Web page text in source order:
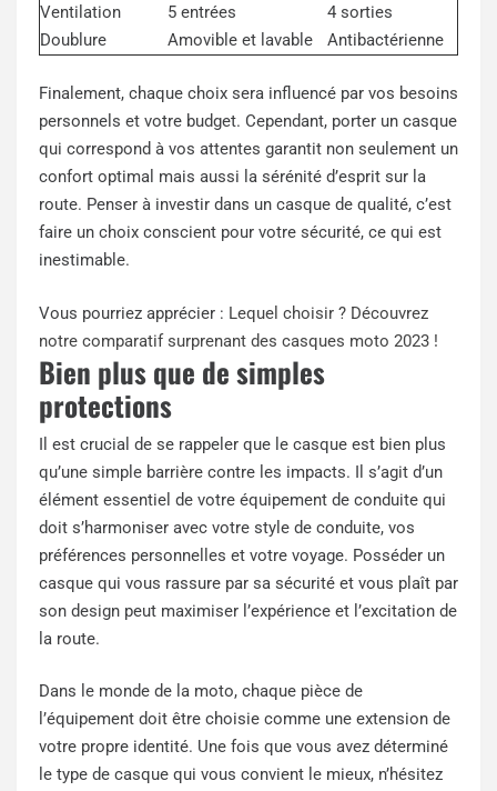
Ventilation
5 entrées
4 sorties
Doublure
Amovible et lavable Antibactérienne
Finalement, chaque choix sera influencé par vos besoins
personnels et votre budget. Cependant, porter un casque
qui correspond à vos attentes garantit non seulement un
confort optimal mais aussi la sérénité d’esprit sur la
route. Penser à investir dans un casque de qualité, c’est
faire un choix conscient pour votre sécurité, ce qui est
inestimable.
Vous pourriez apprécier : Lequel choisir ? Découvrez
notre comparatif surprenant des casques moto 2023 !
Bien plus que de simples
protections
Il est crucial de se rappeler que le casque est bien plus
qu’une simple barrière contre les impacts. Il s’agit d’un
élément essentiel de votre équipement de conduite qui
doit s’harmoniser avec votre style de conduite, vos
préférences personnelles et votre voyage. Posséder un
casque qui vous rassure par sa sécurité et vous plaît par
son design peut maximiser l’expérience et l’excitation de
la route.
Dans le monde de la moto, chaque pièce de
l’équipement doit être choisie comme une extension de
votre propre identité. Une fois que vous avez déterminé
le type de casque qui vous convient le mieux, n’hésitez